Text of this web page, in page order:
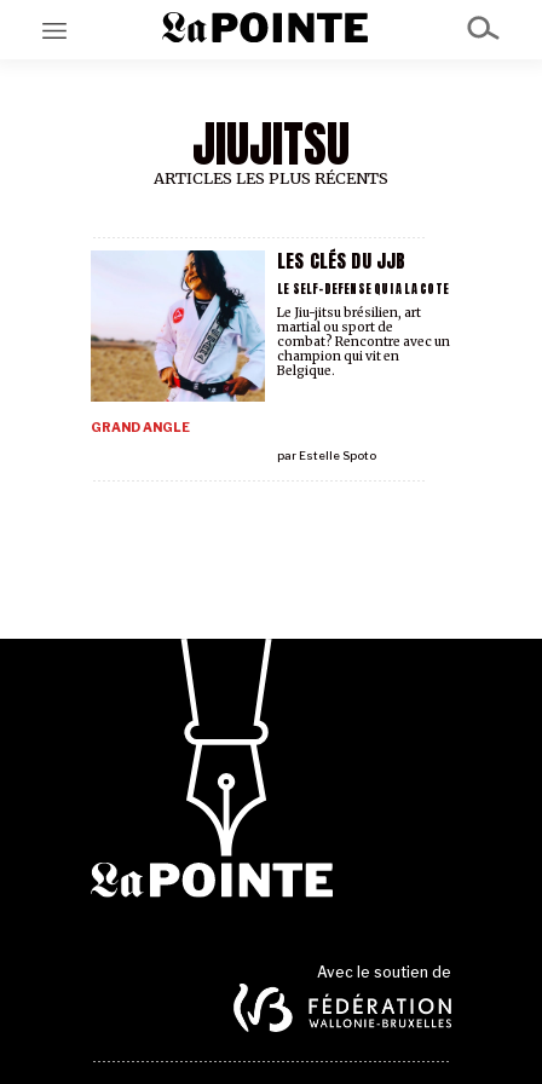
GRAND ANGLE
AU LARGE
À PROPOS
NOS PARTENAIRES
SOUTENEZ NOUS
JIUJITSU
ARTICLES LES PLUS RÉCENTS
LES CLÉS DU JJB
LE SELF-DEFENSE QUI A LA COTE
GRAND ANGLE
parEstelle Spoto
Le Jiu-jitsu brésilien, art
martial ou sport de
combat? Rencontre avec un
champion qui vit en
Belgique.
Avec le soutien de